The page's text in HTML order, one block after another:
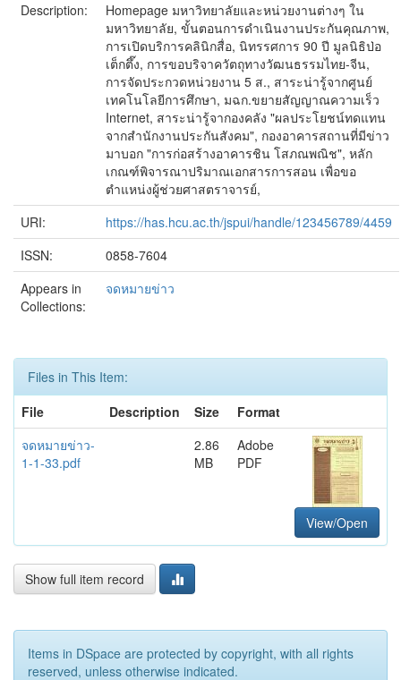
Description:
Homepage มหาวิทยาลัยและหน่วยงานต่างๆ ใน
มหาวิทยาลัย, ขั้นตอนการดำเนินงานประกันคุณภาพ,
การเปิดบริการคลินิกสื่อ, นิทรรศการ 90 ปี มูลนิธิป่อ
เต็กตึ๊ง, การขอบริจาควัตถุทางวัฒนธรรมไทย-จีน,
การจัดประกวดหน่วยงาน 5 ส., สาระน่ารู้จากศูนย์
เทคโนโลยีการศึกษา, มฉก.ขยายสัญญาณความเร็ว
Internet, สาระน่ารู้จากองคลัง "ผลประโยชน์ทดแทน
จากสำนักงานประกันสังคม", กองอาคารสถานที่มีข่าว
มาบอก "การก่อสร้างอาคารชิน โสภณพณิช", หลัก
เกณฑ์พิจารณาปริมาณเอกสารการสอน เพื่อขอ
ตำแหน่งผู้ช่วยศาสตราจารย์,
URI:
https://has.hcu.ac.th/jspui/handle/123456789/4459
ISSN:
0858-7604
Appears in
Collections:
จดหมายข่าว
Files in This Item:
File
Description Size
Format
จดหมายข่าว-
1-1-33.pdf
2.86
MB
Adobe
PDF
View/Open
Show full item record
Items in DSpace are protected by copyright, with all rights
reserved, unless otherwise indicated.